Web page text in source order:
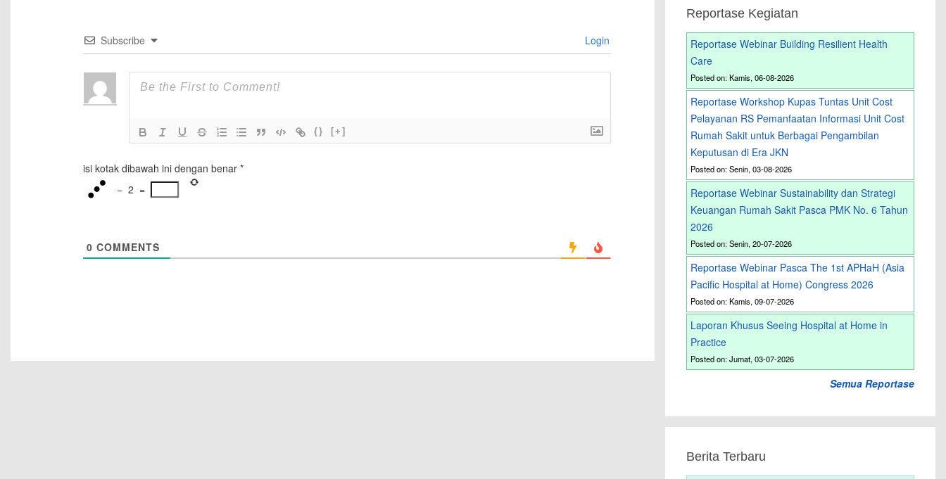
Subscribe Login
{} [+]
isi kotak dibawah ini dengan benar*
− 2 =
0 COMMENTS
Reportase Kegiatan
Reportase Webinar Building Resilient Health
Care
Posted on: Kamis, 06-08-2026
Reportase Workshop Kupas Tuntas Unit Cost
Pelayanan RS Pemanfaatan Informasi Unit Cost
Rumah Sakit untuk Berbagai Pengambilan
Keputusan di Era JKN
Posted on: Senin, 03-08-2026
Reportase Webinar Sustainability dan Strategi
Keuangan Rumah Sakit Pasca PMK No. 6 Tahun
2026
Posted on: Senin, 20-07-2026
Reportase Webinar Pasca The 1st APHaH (Asia
Pacific Hospital at Home) Congress 2026
Posted on: Kamis, 09-07-2026
Laporan Khusus Seeing Hospital at Home in
Practice
Posted on: Jumat, 03-07-2026
Semua Reportase
Berita Terbaru